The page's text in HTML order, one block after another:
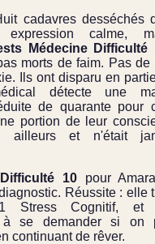
cadavres desséchés
calme,
Médecine Difficulté
morts de faim. Pas de
Ils ont disparu en
détecte une
de quarante pour
portion de leur
ailleurs et n'était
10 pour
Réussite : elle
Stress Cognitif, et
à se demander si on
continuant de rêver.